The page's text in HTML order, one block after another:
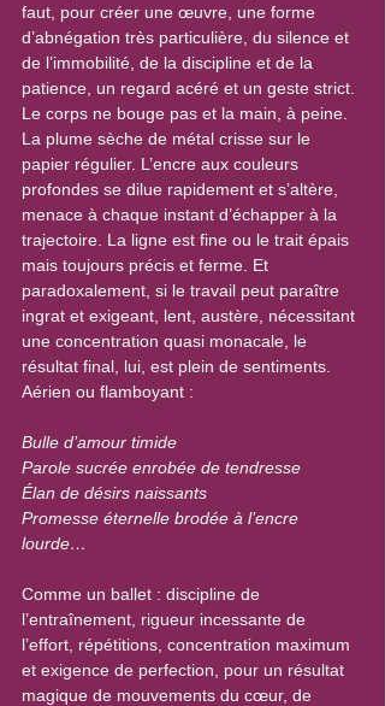
faut, pour créer une œuvre, une forme
d’abnégation très particulière, du silence et
de l’immobilité, de la discipline et de la
patience, un regard acéré et un geste strict.
Le corps ne bouge pas et la main, à peine.
La plume sèche de métal crisse sur le
papier régulier. L’encre aux couleurs
profondes se dilue rapidement et s’altère,
menace à chaque instant d’échapper à la
trajectoire. La ligne est fine ou le trait épais
mais toujours précis et ferme. Et
paradoxalement, si le travail peut paraître
ingrat et exigeant, lent, austère, nécessitant
une concentration quasi monacale, le
résultat final, lui, est plein de sentiments.
Aérien ou flamboyant :
Bulle d’amour timide
Parole sucrée enrobée de tendresse
Élan de désirs naissants
Promesse éternelle brodée à l’encre
lourde…
Comme un ballet : discipline de
l’entraînement, rigueur incessante de
l’effort, répétitions, concentration maximum
et exigence de perfection, pour un résultat
magique de mouvements du cœur, de